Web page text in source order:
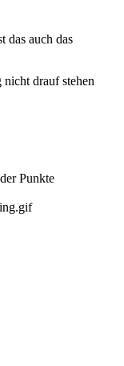
das auch das
drauf stehen
Punkte